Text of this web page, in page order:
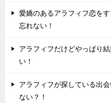
愛嬌のあるアラフィフ恋を
忘れない！
アラフィフだけどやっぱり
い！
アラフィフが探している出
ない？！